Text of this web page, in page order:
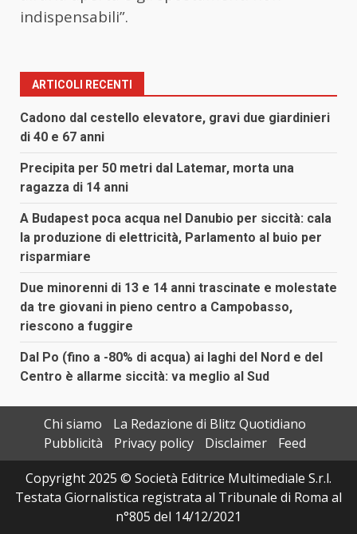
indispensabili”.
ARTICOLI RECENTI
Cadono dal cestello elevatore, gravi due giardinieri
di 40 e 67 anni
Precipita per 50 metri dal Latemar, morta una
ragazza di 14 anni
A Budapest poca acqua nel Danubio per siccità: cala
la produzione di elettricità, Parlamento al buio per
risparmiare
Due minorenni di 13 e 14 anni trascinate e molestate
da tre giovani in pieno centro a Campobasso,
riescono a fuggire
Dal Po (fino a -80% di acqua) ai laghi del Nord e del
Centro è allarme siccità: va meglio al Sud
Chi siamo
La Redazione di Blitz Quotidiano
Pubblicità
Privacy policy Disclaimer
Feed
Copyright 2025 © Società Editrice Multimediale S.r.l.
Testata Giornalistica registrata al Tribunale di Roma al
n°805 del 14/12/2021